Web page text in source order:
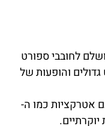
לחובבי ספורט
והופעות של
אטרקציות כמו ה-